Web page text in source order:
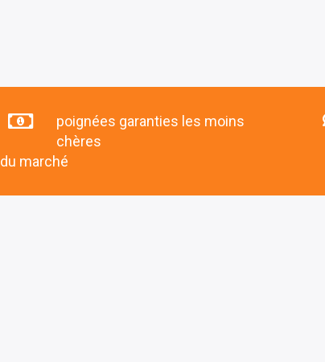
poignées garanties les moins
chères
du marché